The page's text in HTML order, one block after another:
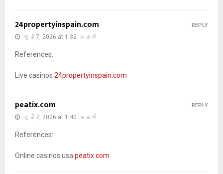
24propertyinspain.com
ဇွန် 7, 2026 at 1:32 မနက်
References:
Live casinos 24propertyinspain.com
REPLY
peatix.com
ဇွန် 7, 2026 at 1:40 မနက်
References:
Online casinos usapeatix.com
REPLY